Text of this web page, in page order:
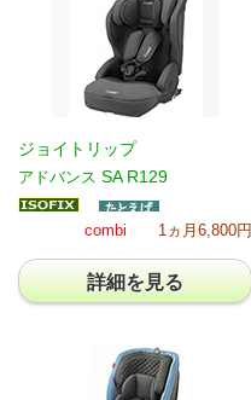
ジョイトリップ
アドバンス SA R129
combi 1ヵ月6,800円
詳細を見る